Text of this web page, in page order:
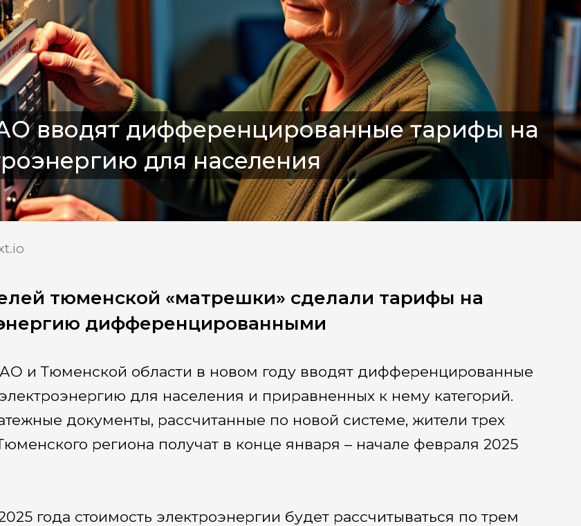
вводят дифференцированные тарифы на
для населения
тюменской «матрешки» сделали тарифы на
дифференцированными
и Тюменской области в новом году вводят дифференцированные
для населения и приравненных к нему категорий.
документы, рассчитанные по новой системе, жители трех
региона получат в конце января – начале февраля 2025
года стоимость электроэнергии будет рассчитываться по трем